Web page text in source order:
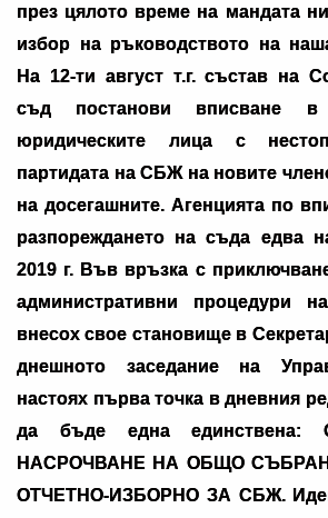
през цялото време на мандата
избор на ръководството на
На 12-ти август т.г. състав на
съд постанови вписване в
юридическите лица с
партидата на СБЖ на новите
на досегашните. Агенцията по
разпореждането на съда едва
2019 г. Във връзка с
административни процедури
внесох свое становище в
днешното заседание на
настоях първа точка в дневния
да бъде една
НАСРОЧВАНЕ НА ОБЩО
ОТЧЕТНО-ИЗБОРНО ЗА СБЖ.